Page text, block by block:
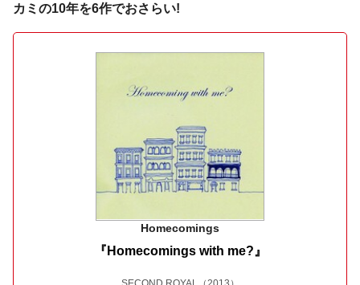
カミの10年を6作でおさらい!
Homecomings
『Homecomings with me?』